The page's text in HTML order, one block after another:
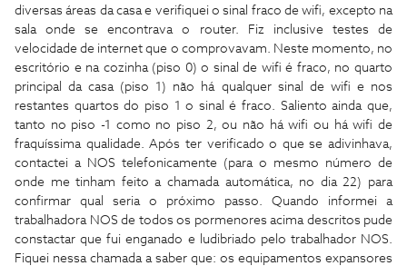
diversas áreas da casa e verifiquei o sinal fraco de wifi, excepto na
sala onde se encontrava o router. Fiz inclusive testes de
velocidade de internet que o comprovavam. Neste momento, no
escritório e na cozinha (piso 0) o sinal de wifi é fraco, no quarto
principal da casa (piso 1) não há qualquer sinal de wifi e nos
restantes quartos do piso 1 o sinal é fraco. Saliento ainda que,
tanto no piso -1 como no piso 2, ou não há wifi ou há wifi de
fraquíssima qualidade. Após ter verificado o que se adivinhava,
contactei a NOS telefonicamente (para o mesmo número de
onde me tinham feito a chamada automática, no dia 22) para
confirmar qual seria o próximo passo. Quando informei a
trabalhadora NOS de todos os pormenores acima descritos pude
constactar que fui enganado e ludibriado pelo trabalhador NOS.
Fiquei nessa chamada a saber que: os equipamentos expansores